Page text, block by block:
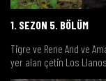
1. SEZON 5. BÖLÜM
Tigre ve Rene And ve
yer alan çetin Los